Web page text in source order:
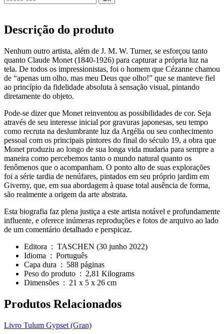
Descrição do produto
Nenhum outro artista, além de J. M. W. Turner, se esforçou tanto
quanto Claude Monet (1840-1926) para capturar a própria luz na
tela. De todos os impressionistas, foi o homem que Cézanne chamou
de “apenas um olho, mas meu Deus que olho!” que se manteve fiel
ao princípio da fidelidade absoluta à sensação visual, pintando
diretamente do objeto.
Pode-se dizer que Monet reinventou as possibilidades de cor. Seja
através de seu interesse inicial por gravuras japonesas, seu tempo
como recruta na deslumbrante luz da Argélia ou seu conhecimento
pessoal com os principais pintores do final do século 19, a obra que
Monet produziu ao longo de sua longa vida mudaria para sempre a
maneira como percebemos tanto o mundo natural quanto os
fenômenos que o acompanham. O ponto alto de suas explorações
foi a série tardia de nenúfares, pintados em seu próprio jardim em
Giverny, que, em sua abordagem à quase total ausência de forma,
são realmente a origem da arte abstrata.
Esta biografia faz plena justiça a este artista notável e profundamente
influente, e oferece inúmeras reproduções e fotos de arquivo ao lado
de um comentário detalhado e perspicaz.
Editora ‏ : ‎ TASCHEN (30 junho 2022)
Idioma ‏ : ‎ Português
Capa dura ‏ : ‎ 588 páginas
Peso do produto ‏ : ‎ 2,81 Kilograms
Dimensões ‏ : ‎ 21 x 5 x 26 cm
Produtos Relacionados
Livro Tulum Gypset (Gran)